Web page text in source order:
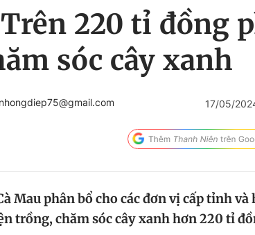
220 tỉ đồng
sóc cây xanh
17/05/
Mau phân bổ cho các đơn vị cấp tỉnh và
trồng, chăm sóc cây xanh hơn 220 tỉ